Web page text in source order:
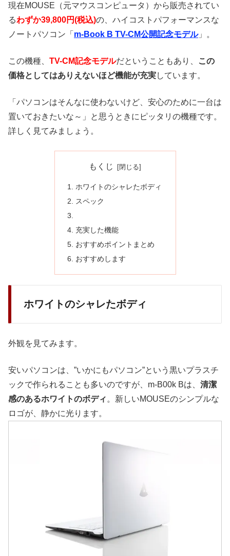
現在MOUSE（元マウスコンピュータ）から販売されてい
るわずか39,800円(税込)の、ハイコストパフォーマンスな
ノートパソコン「 m-Book B TV-CM公開記念モデル」。
この機種、 TV-CM記念モデルだということもあり、
この
価格としてはありえないほど機能が充実しています。
「パソコンはそんなに使わないけど、安心のために一台は
置いておきたいな～」と思うときにピッタリの機種です。
詳しく見てみましょう。
もくじ
ホワイトのシャレたボディ
スペック
充実した機能
おすすめポイントまとめ
おすすめします
ホワイトのシャレたボディ
外観を見てみます。
安いパソコンは、”いかにもパソコン”という黒いプラスチ
ックで作られることも多いのですが、m-B00k Bは、 清潔
感のあるホワイトのボディ 。新しいMOUSEのシンプルな
ロゴが、静かに光ります。